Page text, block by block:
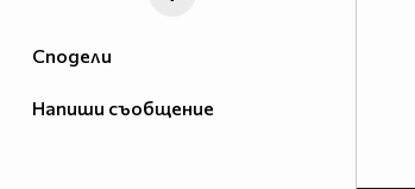
Сподели
Напиши съобщение